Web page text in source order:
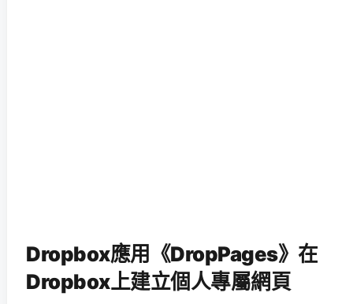
Dropbox應用《DropPages》在
Dropbox上建立個人專屬網頁